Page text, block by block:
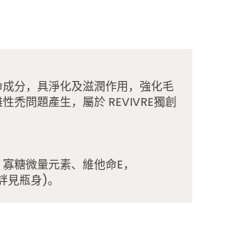
分，具淨化及滋潤作用，強化毛
禿問題產生，屬於 REVIVRE獨創
糖微量元素、維他命E，
瓶身)。